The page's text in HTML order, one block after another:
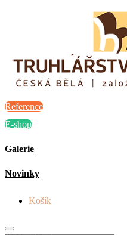
Reference
E-shop
Galerie
Novinky
Košík